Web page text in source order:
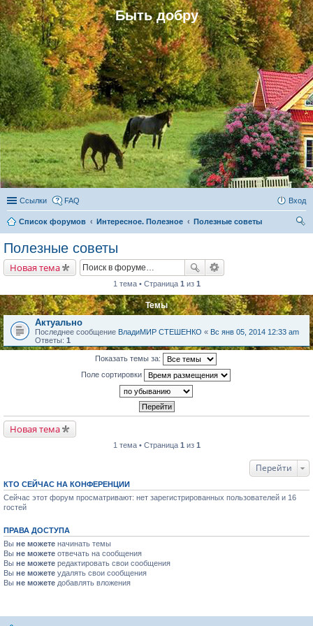
Быть добру
Ссылки FAQ Вход
Список форумов Интересное. Полезное
Полезные советы
Полезные советы
Новая тема
1 тема • Страница 1 из 1
Темы
Актуально
Последнее сообщение ВладиМИР СТЕШЕНКО « Вс янв 05, 2014 12:33 am
Ответы: 1
Показать темы за:
Поле сортировки
Новая тема
1 тема • Страница 1 из 1
Перейти
КТО СЕЙЧАС НА КОНФЕРЕНЦИИ
Сейчас этот форум просматривают: нет зарегистрированных пользователей и 16
гостей
ПРАВА ДОСТУПА
Вы не можете начинать темы
Вы не можете отвечать на сообщения
Вы не можете редактировать свои сообщения
Вы не можете удалять свои сообщения
Вы не можете добавлять вложения